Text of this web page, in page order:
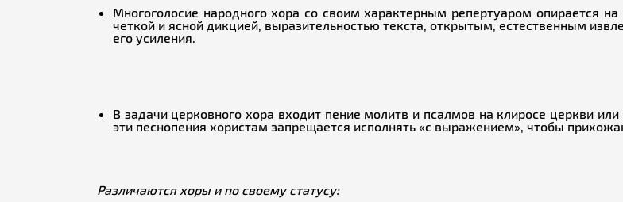
Многоголосие народного хора со своим характерным репертуаром опирается
четкой и ясной дикцией, выразительностью текста, открытым, естественным
его усиления.
В задачи церковного хора входит пение молитв и псалмов на клиросе церкви
эти песнопения хористам запрещается исполнять «с выражением», чтобы
Различаются хоры и по своему статусу: